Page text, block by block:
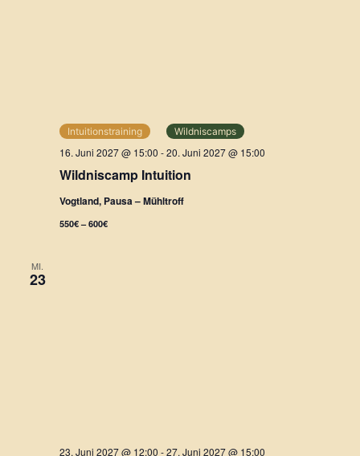
Wildniscamp Intuition
Intuitionstraining Wildniscamps
16. Juni 2027 @ 15:00 -20. Juni 2027 @ 15:00
Vogtland, Pausa – Mühltroff
550€ – 600€
MI.
23
23. Juni 2027 @ 12:00 -27. Juni 2027 @ 15:00